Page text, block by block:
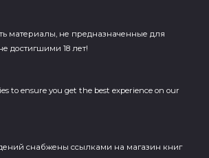
материалы, не предназначенные для
достигшими 18 лет!
to ensure you get the best experience on our
cнабжены ссылками на магазин книг